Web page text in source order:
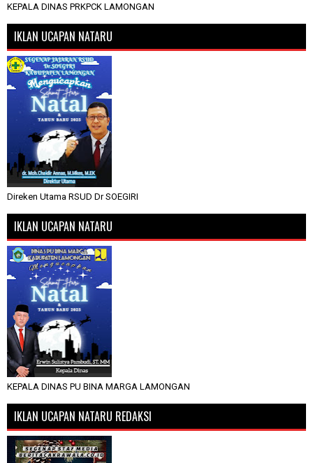
KEPALA DINAS PRKPCK LAMONGAN
IKLAN UCAPAN NATARU
Direken Utama RSUD Dr SOEGIRI
IKLAN UCAPAN NATARU
KEPALA DINAS PU BINA MARGA LAMONGAN
IKLAN UCAPAN NATARU REDAKSI